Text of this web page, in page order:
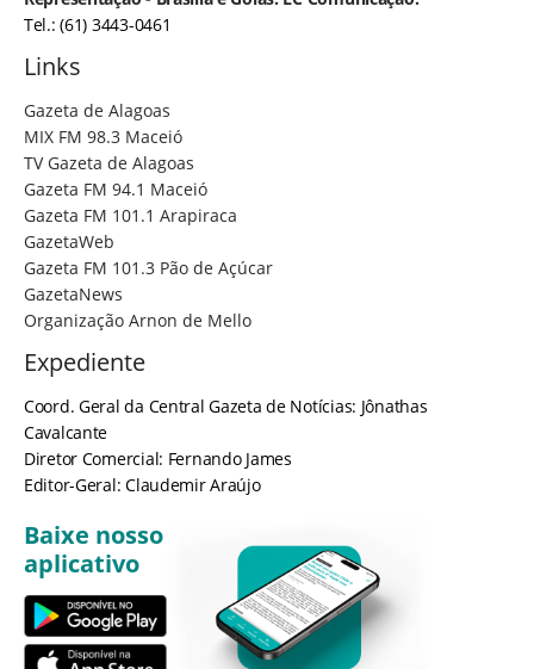
Tel.: (61) 3443-0461
Links
Gazeta de Alagoas
MIX FM 98.3 Maceió
TV Gazeta de Alagoas
Gazeta FM 94.1 Maceió
Gazeta FM 101.1 Arapiraca
GazetaWeb
Gazeta FM 101.3 Pão de Açúcar
GazetaNews
Organização Arnon de Mello
Expediente
Coord. Geral da Central Gazeta de Notícias: Jônathas
Cavalcante
Diretor Comercial: Fernando James
Editor-Geral: Claudemir Araújo
Baixe nosso
aplicativo